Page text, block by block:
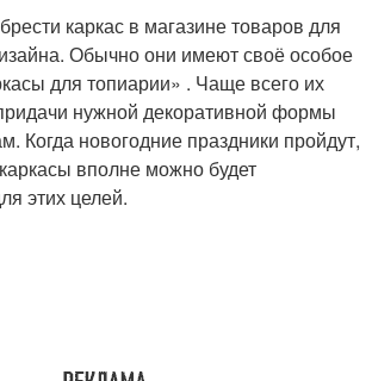
каркас в магазине товаров для
Обычно они имеют своё особое
для топиарии» . Чаще всего их
нужной декоративной формы
Когда новогодние праздники пройдут,
вполне можно будет
этих целей.